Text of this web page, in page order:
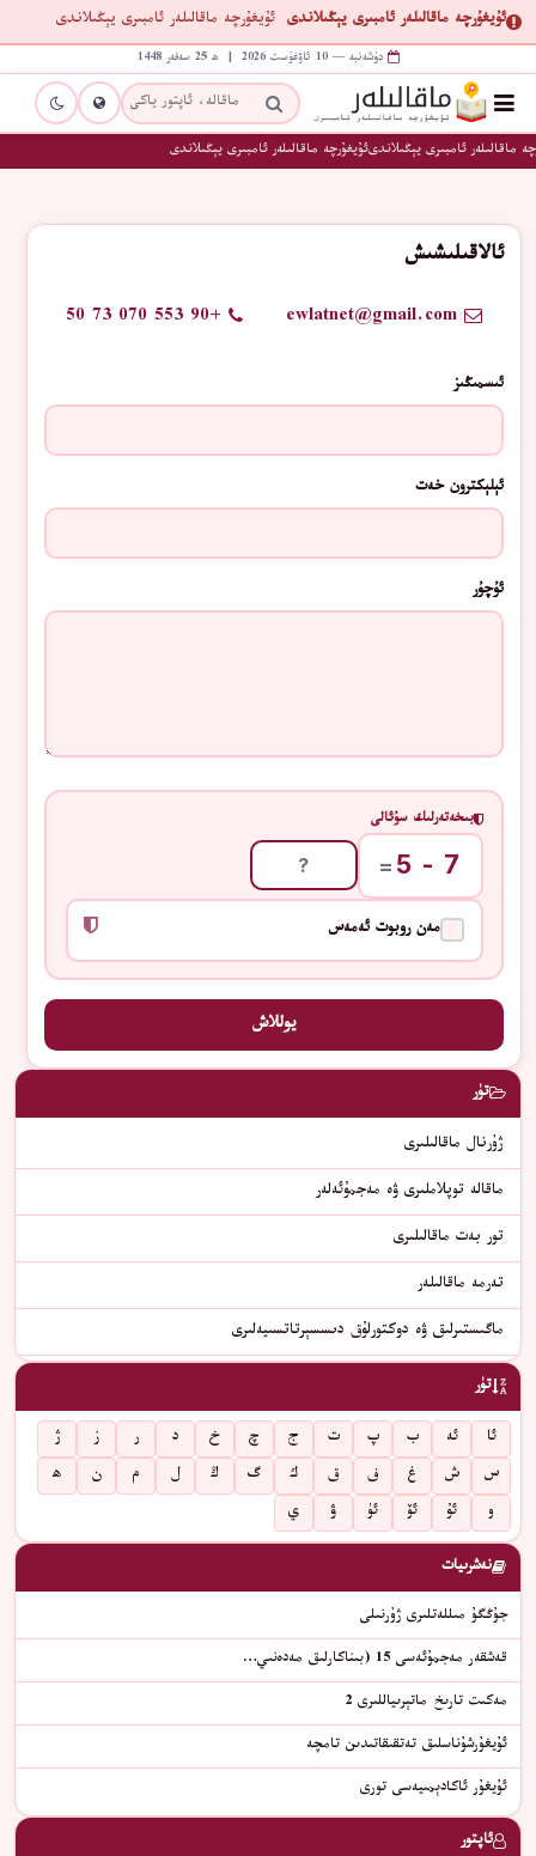
ئۇيغۇرچە ماقالىلەر ئامبىرى يېڭىلاندى ئۇيغۇرچە ماقالىلەر ئامبىرى يېڭىلاندى
دۈشەنبە — 10 ئاۋغۇست 2026 | ھ 25 سەفەر 1448
ماقالىلەر ئامبىرى يېڭىلاندىئۇيغۇرچە ماقالىلەر ئامبىرى يېڭىلاندى
ئالاقىلىشىش
+90 553 070 73 50
ئىسمىڭىز
ئېلېكترون خەت
ئۇچۇر
بىخەتەرلىك سۇئالى
7 - 5
=
مەن روبوت ئەمەس
يوللاش
تۈر
ژۇرنال ماقالىلىرى
ماقالە توپلاملىرى ۋە مەجمۇئەلەر
تور بەت ماقالىلىرى
تەرمە ماقالىلەر
ماگىستىرلىق ۋە دوكتورلۇق دىسسېرتاتسىيەلىرى
تۈر
ئا ئە ب پ ت ج چ خ د ر ز
ژ
س
ش غ ف ق ك گ ڭ ل م ن
ھ
و
ئۇ ئۆ ئۈ ۋ ي
نەشرىيات
جۇڭگۇ مىللەتلىرى ژۇرنىلى
قەشقەر مەجمۇئەسى 15 (بىناكارلىق مەدەنىي…
مەكىت تارىخ ماتېرىياللىرى 2
ئۇيغۇرشۇناسلىق تەتقىقاتىدىن تامچە
ئۇيغۇر ئاكادېمىيەسى تورى
ئاپتور